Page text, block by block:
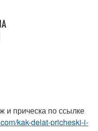
и прическа по ссылке
kak-delat-pricheski-i-